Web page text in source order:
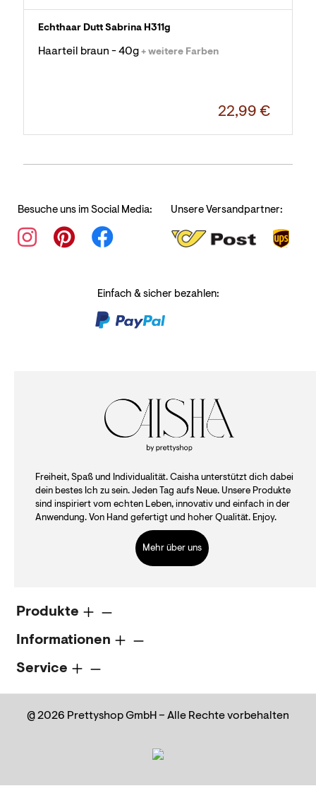
Echthaar Dutt Sabrina H311g
Haarteil braun - 40g + weitere Farben
22,99 €
Besuche uns im Social Media: Unsere Versandpartner:
Einfach & sicher bezahlen:
Freiheit, Spaß und Individualität. Caisha unterstützt dich dabei
dein bestes Ich zu sein. Jeden Tag aufs Neue. Unsere Produkte
sind inspiriert vom echten Leben, innovativ und einfach in der
Anwendung. Von Hand gefertigt und hoher Qualität. Enjoy.
Mehr über uns
Produkte
Informationen
Service
@ 2026 Prettyshop GmbH – Alle Rechte vorbehalten